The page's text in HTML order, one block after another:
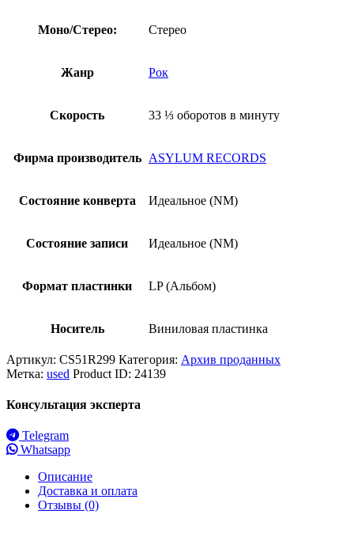
Моно/Стерео: Стерео
Жанр Рок
Скорость 33 ⅓ оборотов в минуту
Фирма производитель ASYLUM RECORDS
Состояние конверта Идеальное (NM)
Состояние записи Идеальное (NM)
Формат пластинки LP (Альбом)
Носитель Виниловая пластинка
Артикул: CS51R299 Категория: Архив проданных
Метка: used Product ID: 24139
Консультация эксперта
Telegram
Whatsapp
Описание
Доставка и оплата
Отзывы (0)